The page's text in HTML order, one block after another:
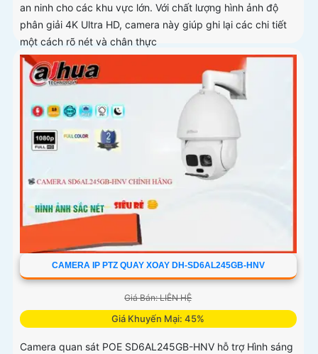
an ninh cho các khu vực lớn. Với chất lượng hình ảnh độ
phân giải 4K Ultra HD, camera này giúp ghi lại các chi tiết
một cách rõ nét và chân thực
CAMERA IP PTZ QUAY XOAY DH-SD6AL245GB-HNV
Giá Bán: LIÊN HỆ
Giá Khuyến Mại: 45%
Camera quan sát POE SD6AL245GB-HNV hỗ trợ Hình sáng